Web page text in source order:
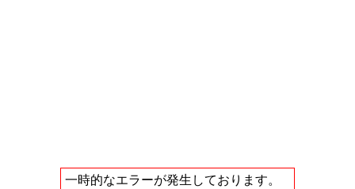
一時的なエラーが発生しております。